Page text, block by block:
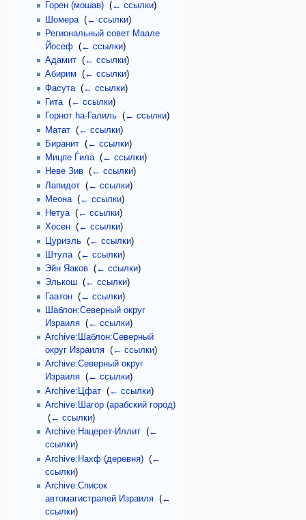
Горен (мошав) ‎(← ссылки)
Шомера ‎(← ссылки)
Региональный совет Маале
Йосеф ‎(← ссылки)
Адамит ‎(← ссылки)
Абирим ‎(← ссылки)
Фасута ‎(← ссылки)
Гита‎(← ссылки)
Горнот hа-Галиль ‎(← ссылки)
Матат ‎(← ссылки)
Биранит ‎(← ссылки)
Мицпе Ѓила‎(← ссылки)
Неве Зив ‎(← ссылки)
Лапидот ‎(← ссылки)
Меона‎(← ссылки)
Нетуа‎(← ссылки)
Хосен ‎(← ссылки)
Цуриэль ‎(← ссылки)
Штула‎(← ссылки)
Эйн Яаков ‎(← ссылки)
Элькош ‎(← ссылки)
Гаатон ‎(← ссылки)
Шаблон:Северный округ
Израиля ‎(← ссылки)
Archive:Шаблон:Северный
округ Израиля ‎(← ссылки)
Archive:Северный округ
Израиля ‎(← ссылки)
Archive:Цфат ‎(← ссылки)
Archive:Шагор (арабский город)
‎(← ссылки)
Archive:Нацерет-Иллит ‎(←
ссылки)
Archive:Нахф (деревня) ‎(←
ссылки)
Archive:Список
автомагистралей Израиля ‎(←
ссылки)